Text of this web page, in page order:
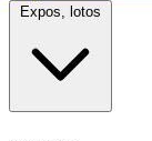
Expos, lotos